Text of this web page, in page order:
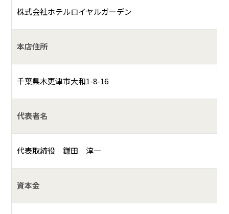
株式会社ホテルロイヤルガーデン
本店住所
千葉県木更津市大和1-8-16
代表者名
代表取締役 鎌田 淳一
資本金